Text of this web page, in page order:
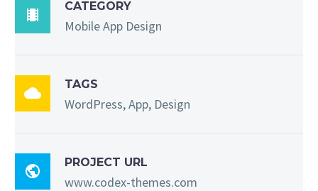

CATEGORY
Mobile App Design

TAGS
WordPress, App, Design

PROJECT URL
www.codex-themes.com